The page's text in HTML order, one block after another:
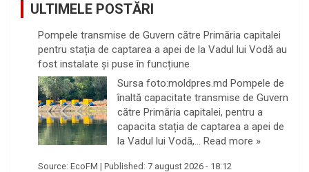
ULTIMELE POSTĂRI
Pompele transmise de Guvern către Primăria capitalei
pentru stația de captarea a apei de la Vadul lui Vodă au
fost instalate și puse în funcțiune
Sursa foto:moldpres.md Pompele de
înaltă capacitate transmise de Guvern
către Primăria capitalei, pentru a
capacita stația de captarea a apei de
la Vadul lui Vodă,… Read more »
Source: EcoFM | Published: 7 august 2026 - 18:12